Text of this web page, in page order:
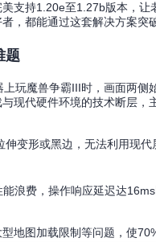
支持1.20e至1.27b版本，
，都能通过这套解决方案突
题
玩魔兽争霸III时，画面两
现代硬件环境的技术断层，
变形或黑边，无法利用现
浪费，操作响应延迟达
地图加载限制等问题，使